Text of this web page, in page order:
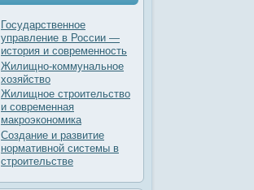
Государственное
управление в России —
история и современность
Жилищно-коммунальное
хозяйство
Жилищное строительство
и современная
макроэкономика
Создание и развитие
нормативной системы в
строительстве